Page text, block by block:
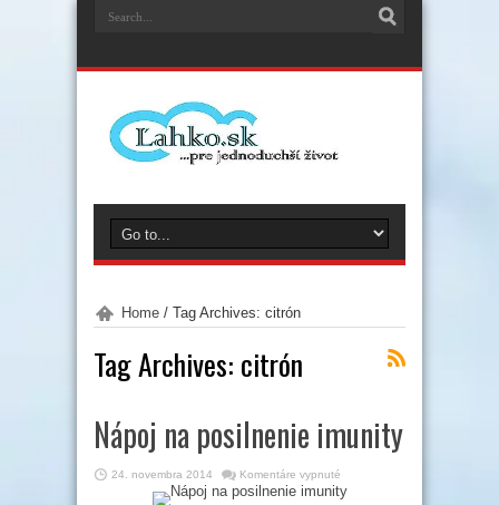
Home / Tag Archives: citrón
Tag Archives: citrón
Nápoj na posilnenie imunity
24. novembra 2014 Komentáre vypnuté
na